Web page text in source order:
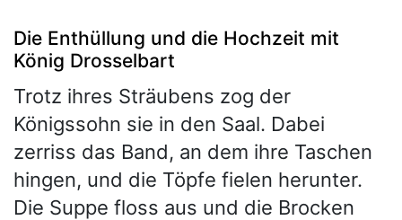
Die Enthüllung und die Hochzeit mit
König Drosselbart
Trotz ihres Sträubens zog der
Königssohn sie in den Saal. Dabei
zerriss das Band, an dem ihre Taschen
hingen, und die Töpfe fielen herunter.
Die Suppe floss aus und die Brocken